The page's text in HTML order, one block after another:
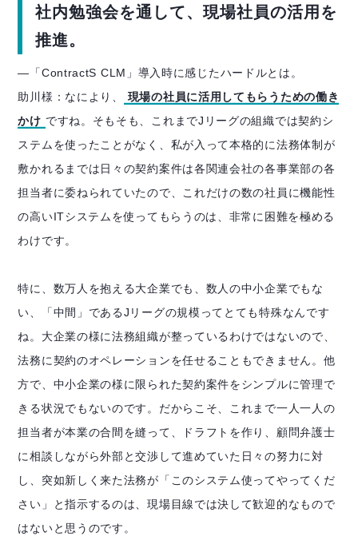
社内勉強会を通して、現場社員の活用を
推進。
― 「ContractS CLM」導入時に感じたハードルとは。
助川様：なにより、
現場の社員に活用してもらうための働き
かけ ですね。そもそも、これまでJリーグの組織では契約シ
ステムを使ったことがなく、私が入って本格的に法務体制が
敷かれるまでは日々の契約案件は各関連会社の各事業部の各
担当者に委ねられていたので、これだけの数の社員に機能性
の高いITシステムを使ってもらうのは、非常に困難を極める
わけです。
特に、数万人を抱える大企業でも、数人の中小企業でもな
い、「中間」であるJリーグの規模ってとても特殊なんです
ね。大企業の様に法務組織が整っているわけではないので、
法務に契約のオペレーションを任せることもできません。他
方で、中小企業の様に限られた契約案件をシンプルに管理で
きる状況でもないのです。だからこそ、これまで一人一人の
担当者が本業の合間を縫って、ドラフトを作り、顧問弁護士
に相談しながら外部と交渉して進めていた日々の努力に対
し、突如新しく来た法務が「このシステム使ってやってくだ
さい」と指示するのは、現場目線では決して歓迎的なもので
はないと思うのです。